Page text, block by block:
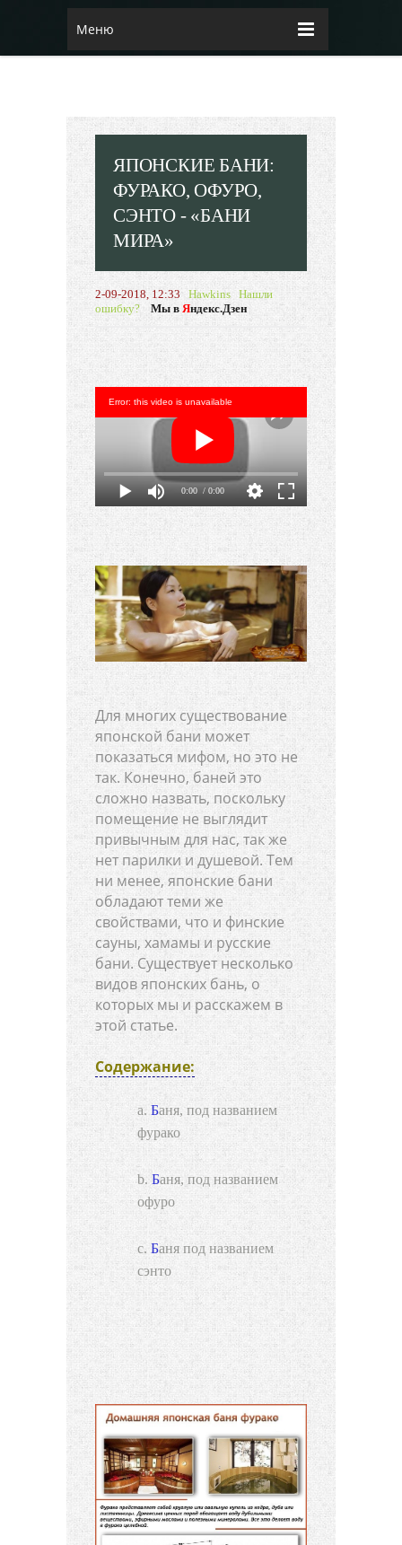
Меню
ЯПОНСКИЕ БАНИ:
ФУРАКО, ОФУРО,
СЭНТО - «БАНИ
МИРА»
2-09-2018, 12:33 Hawkins Нашли
ошибку?
Мы в Яндекс.Дзен
0:00 / 0:00
Error: this video is unavailable
Для многих существование
японской бани может
показаться мифом, но это не
так. Конечно, баней это
сложно назвать, поскольку
помещение не выглядит
привычным для нас, так же
нет парилки и душевой. Тем
ни менее, японские бани
обладают теми же
свойствами, что и финские
сауны, хамамы и русские
бани. Существует несколько
видов японских бань, о
которых мы и расскажем в
этой статье.
Содержание:
Баня, под названием
фурако
Баня, под названием
офуро
Баня под названием
сэнто